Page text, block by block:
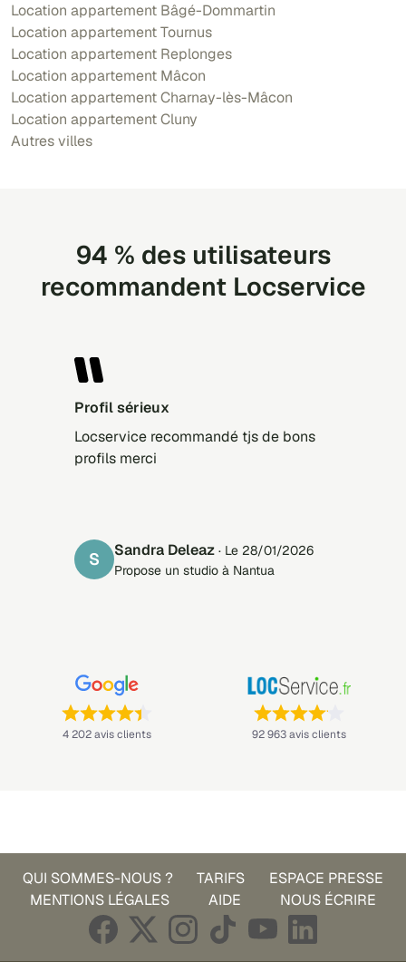
Location appartement Bâgé-Dommartin
Location appartement Tournus
Location appartement Replonges
Location appartement Mâcon
Location appartement Charnay-lès-Mâcon
Location appartement Cluny
Autres villes
94 % des utilisateurs
recommandent Locservice
Profil sérieux
Locservice recommandé tjs de bons
profils merci
S Sandra Deleaz · Le 28/01/2026
Propose un studio à Nantua
Note : 4,4 sur 5 —
4 202 avis clients Note : 4,1 sur 5 —
92 963 avis clients
QUI SOMMES-NOUS ? TARIFS
ESPACE PRESSE
MENTIONS LÉGALES
AIDE NOUS ÉCRIRE